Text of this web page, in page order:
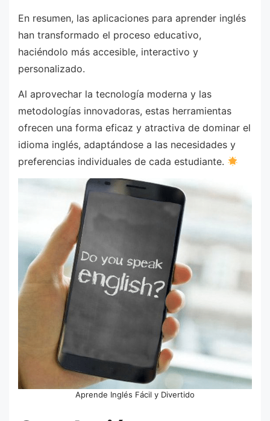
En resumen, las aplicaciones para aprender inglés
han transformado el proceso educativo,
haciéndolo más accesible, interactivo y
personalizado.
Al aprovechar la tecnología moderna y las
metodologías innovadoras, estas herramientas
ofrecen una forma eficaz y atractiva de dominar el
idioma inglés, adaptándose a las necesidades y
preferencias individuales de cada estudiante.
Aprende Inglés Fácil y Divertido